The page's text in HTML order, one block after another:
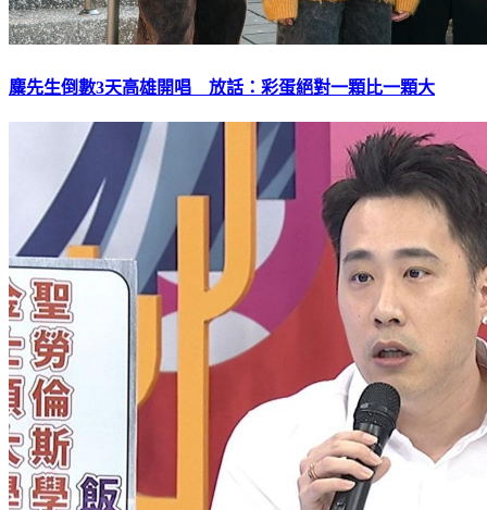
麋先生倒數3天高雄開唱 放話：彩蛋絕對一顆比一顆大